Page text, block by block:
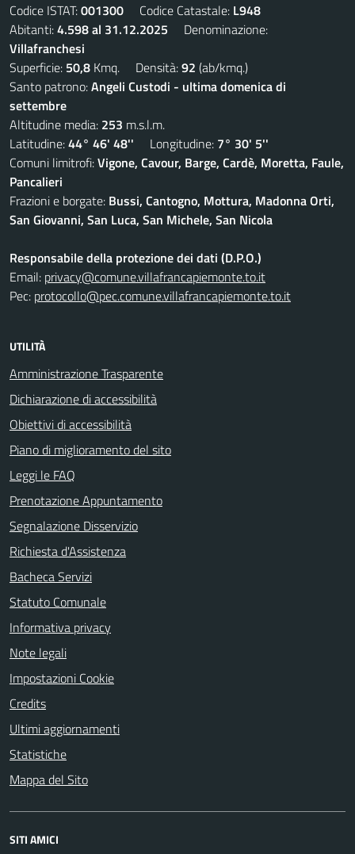
Codice ISTAT:001300 Codice Catastale: L948
Abitanti:4.598 al 31.12.2025 Denominazione:
Villafranchesi
Superficie: 50,8 Kmq. Densità:92 (ab/kmq.)
Santo patrono:Angeli Custodi - ultima domenica di
settembre
Altitudine media: 253 m.s.l.m.
Latitudine:44° 46' 48'' Longitudine: 7° 30' 5''
Comuni limitrofi:Vigone, Cavour, Barge, Cardè, Moretta, Faule,
Pancalieri
Frazioni e borgate: Bussi, Cantogno, Mottura, Madonna Orti,
San Giovanni, San Luca, San Michele, San Nicola
Responsabile della protezione dei dati (D.P.O.)
Email: privacy@comune.villafrancapiemonte.to.it
Pec: protocollo@pec.comune.villafrancapiemonte.to.it
UTILITÀ
Amministrazione Trasparente
Dichiarazione di accessibilità
Obiettivi di accessibilità
Piano di miglioramento del sito
Leggi le FAQ
Prenotazione Appuntamento
Segnalazione Disservizio
Richiesta d'Assistenza
Bacheca Servizi
Statuto Comunale
Informativa privacy
Note legali
Impostazioni Cookie
Credits
Ultimi aggiornamenti
Statistiche
Mappa del Sito
SITI AMICI